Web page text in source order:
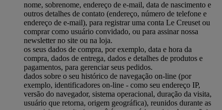
nome, sobrenome, endereço de e-mail, data de nascimento e
outros detalhes de contato (endereço, número de telefone e
endereço de e-mail), para registrar uma conta Le Creuset ou
comprar como usuário convidado, ou para assinar nossa
newsletter no site ou na loja.
os seus dados de compra, por exemplo, data e hora da
compra, dados de entrega, dados e detalhes de produtos e
pagamentos, para gerenciar seus pedidos.
dados sobre o seu histórico de navegação on-line (por
exemplo, identificadores on-line - como seu endereço IP,
versão do navegador, sistema operacional, duração da visita,
usuário que retorna, origem geográfica), reunidos durante as